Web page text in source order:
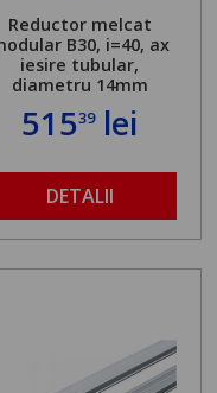
Reductor melcat
B30, i=40, ax
iesire tubular,
diametru 14mm
51539lei
DETALII